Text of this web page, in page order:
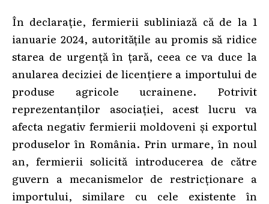
În declarație, fermierii subliniază că de la 1
ianuarie 2024, autoritățile au promis să ridice
starea de urgență în țară, ceea ce va duce la
anularea deciziei de licențiere a importului de
produse agricole ucrainene. Potrivit
reprezentanților asociației, acest lucru va
afecta negativ fermierii moldoveni și exportul
produselor în România. Prin urmare, în noul
an, fermierii solicită introducerea de către
guvern a mecanismelor de restricționare a
importului, similare cu cele existente în